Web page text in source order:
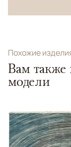
Похожие
Вам также
модели